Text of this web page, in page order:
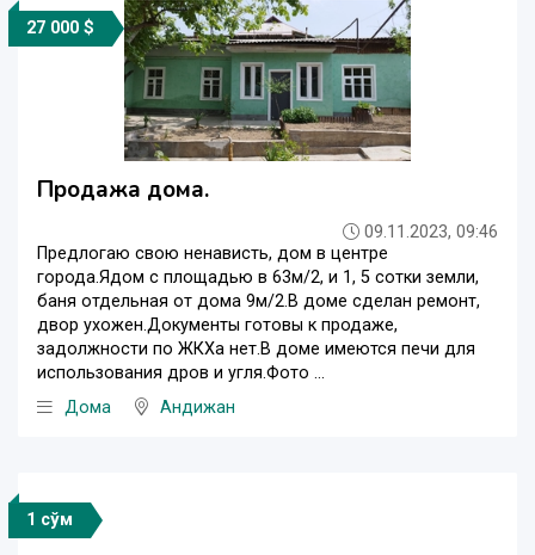
27 000 $
Продажа дома.
09.11.2023, 09:46
Предлогаю свою ненависть, дом в центре
города.Ядом с площадью в 63м/2, и 1, 5 сотки земли,
баня отдельная от дома 9м/2.В доме сделан ремонт,
двор ухожен.Документы готовы к продаже,
задолжности по ЖКХа нет.В доме имеются печи для
использования дров и угля.Фото ...
Дома
Андижан
1 сўм